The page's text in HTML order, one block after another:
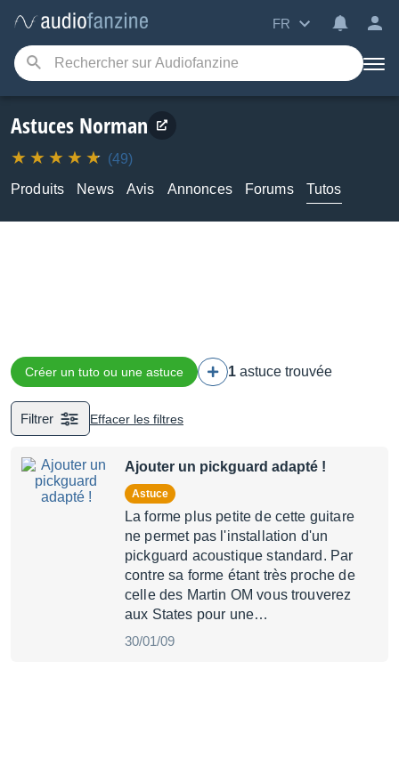
FR
Astuces Norman
(49)
Produits
News Avis Annonces Forums Tutos
Créer un tuto ou une astuce 1 astuce trouvée
Filtrer Effacer les filtres
Ajouter un pickguard adapté !
Astuce
La forme plus petite de cette guitare
ne permet pas l'installation d'un
pickguard acoustique standard. Par
contre sa forme étant très proche de
celle des Martin OM vous trouverez
aux States pour une…
30/01/09